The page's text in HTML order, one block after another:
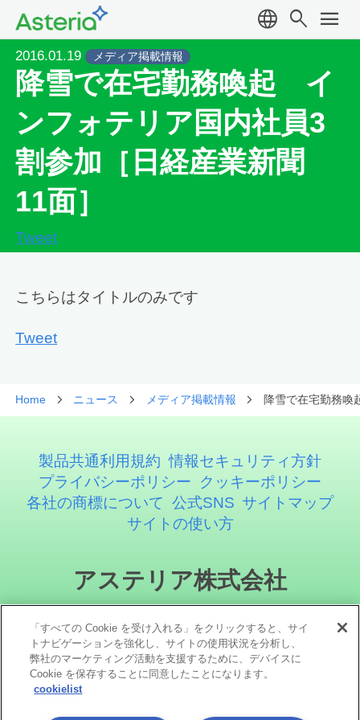
language search menu
2016.01.19 メディア掲載情報
降雪で在宅勤務喚起 イ
ンフォテリア国内社員3
割参加［日経産業新聞
11面］
Tweet
こちらはタイトルのみです
Tweet
Home ニュース メディア掲載情報 降雪で在宅勤務
製品共通利用規約 情報セキュリティ方針
プライバシーポリシー
クッキーポリシー
各社の商標について 公式SNS サイトマップ
サイトの使い方
アステリア株式会社
「すべての Cookie を受け入れる」をクリックすると、サイ
トナビゲーションを強化し、サイトの使用状況を分析し、
弊社のマーケティング活動を支援するために、デバイスに
Cookie を保存することに同意したことになります。
cookielist